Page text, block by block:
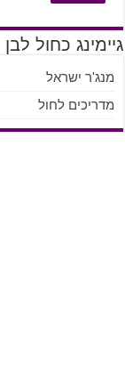
גיימינג כחול לבן
מנג'ר ישראל
מדריכים לחול